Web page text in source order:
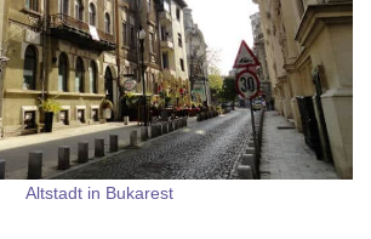
Altstadt in Bukarest